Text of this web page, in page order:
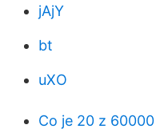
jAjY
bt
uXO
Co je 20 z 60000